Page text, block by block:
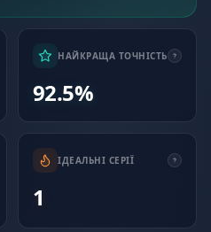
НАЙКРАЩА ТОЧНІСТЬ
92.5%
ІДЕАЛЬНІ СЕРІЇ
1